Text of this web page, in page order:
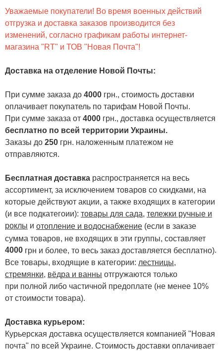
Уважаемые покупатели! Во время военных действий
отгрузка и доставка заказов производится без
изменений, согласно графикам работы интернет-
магазина "RT" и ТОВ "Новая Почта"!
Доставка на отделение Новой Почты:
При сумме заказа до 4000 грн., стоимость доставки
оплачивает покупатель по тарифам Новой Почты.
При сумме заказа от 4000 грн., доставка осуществляется
бесплатно по всей территории Украины.
Заказы до 250 грн. наложенным платежом не
отправляются.
Бесплатная доставка распространяется на весь
ассортимент, за исключением товаров со скидками, на
которые действуют акции, а также входящих в категории
(и все подкатегоии): товары для сада, тележки ручные и
роклы и отопление и водоснабжение (если в заказе
сумма товаров, не входящих в эти группы, составляет
4000 грн и более, то весь заказ доставляется бесплатно).
Все товары, входящие в категории: лестницы,
стремянки, вёдра и ванны отгружаются только
при полной либо частичной предоплате (не менее 10%
от стоимости товара).
Доставка курьером:
Курьерская доставка осуществляется компанией "Новая
почта" по всей Украине. Стоимость доставки оплачивает